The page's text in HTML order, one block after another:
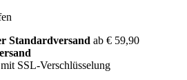
Standardversand ab € 59,90
mit SSL-Verschlüsselung